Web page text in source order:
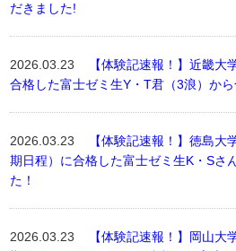
だきました!
2026.03.23
【体験記速報！】近畿大
合格した富士ゼミ生Y・T君（3浪）か
2026.03.23
【体験記速報！】徳島
期日程）に合格した富士ゼミ生K・Sさ
た！
2026.03.23
【体験記速報！】岡山